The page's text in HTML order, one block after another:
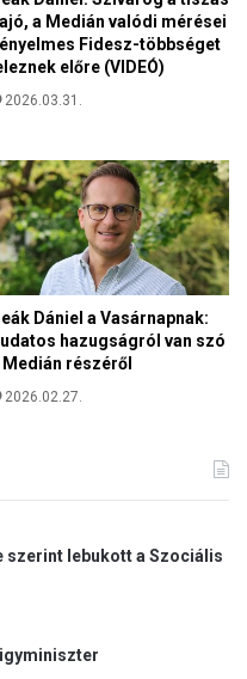
a Medián valódi mérései
Fidesz-többséget
előre (VIDEÓ)
2026.03.31.
Dániel a Vasárnapnak:
hazugságról van szó
Medián részéről
2026.02.27.
szerint lebukott a Szociális